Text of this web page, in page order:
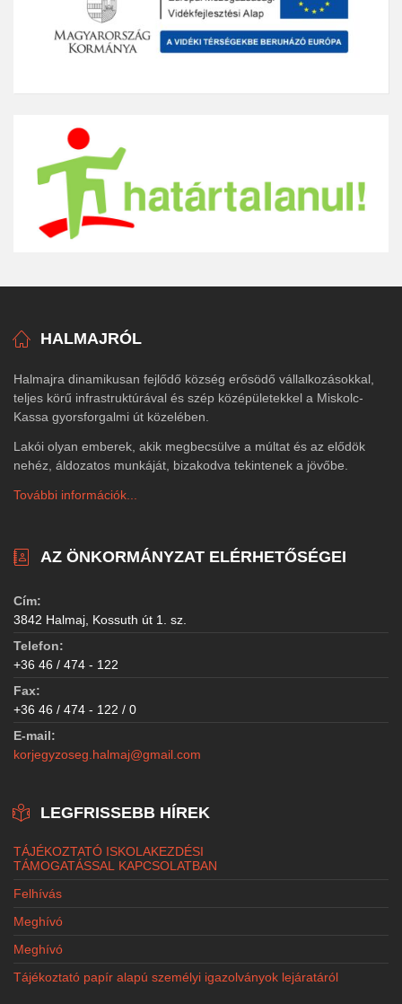
HALMAJRÓL
Halmajra dinamikusan fejlődő község erősödő vállalkozásokkal,
teljes körű infrastruktúrával és szép középületekkel a Miskolc-
Kassa gyorsforgalmi út közelében.
Lakói olyan emberek, akik megbecsülve a múltat és az elődök
nehéz, áldozatos munkáját, bizakodva tekintenek a jövőbe.
További információk...
AZ ÖNKORMÁNYZAT ELÉRHETŐSÉGEI
Cím:
3842 Halmaj, Kossuth út 1. sz.
Telefon:
+36 46 / 474 - 122
Fax:
+36 46 / 474 - 122 / 0
E-mail:
korjegyzoseg.halmaj@gmail.com
LEGFRISSEBB HÍREK
TÁJÉKOZTATÓ ISKOLAKEZDÉSI
TÁMOGATÁSSAL KAPCSOLATBAN
Felhívás
Meghívó
Meghívó
Tájékoztató papír alapú személyi igazolványok lejáratáról